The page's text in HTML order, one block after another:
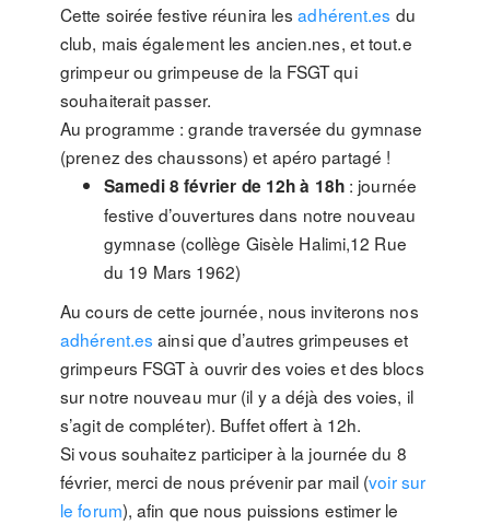
Cette soirée festive réunira lesadhérent.es du
club, mais également les ancien.nes, et tout.e
grimpeur ou grimpeuse de la FSGT qui
souhaiterait passer.
Au programme : grande traversée du gymnase
(prenez des chaussons) et apéro partagé !
Samedi 8 février de 12h à 18h: journée
festive d’ouvertures dans notre nouveau
gymnase (collège Gisèle Halimi,12 Rue
du 19 Mars 1962)
Au cours de cette journée, nous inviterons nos
adhérent.es ainsi que d’autres grimpeuses et
grimpeurs FSGT à ouvrir des voies et des blocs
sur notre nouveau mur (il y a déjà des voies, il
s’agit de compléter). Buffet offert à 12h.
Si vous souhaitez participer à la journée du 8
février, merci de nous prévenir par mail (voir sur
le forum), afin que nous puissions estimer le